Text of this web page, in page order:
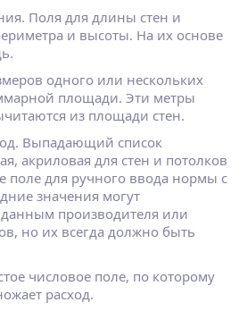
Поля для длины стен и
и высоты. На их основе
одного или нескольких
площади. Эти метры
из площади стен.
Выпадающий список
акриловая для стен и потолков
поле для ручного ввода нормы с
значения могут
данным производителя или
но их всегда должно быть
числовое поле, по которому
расход.